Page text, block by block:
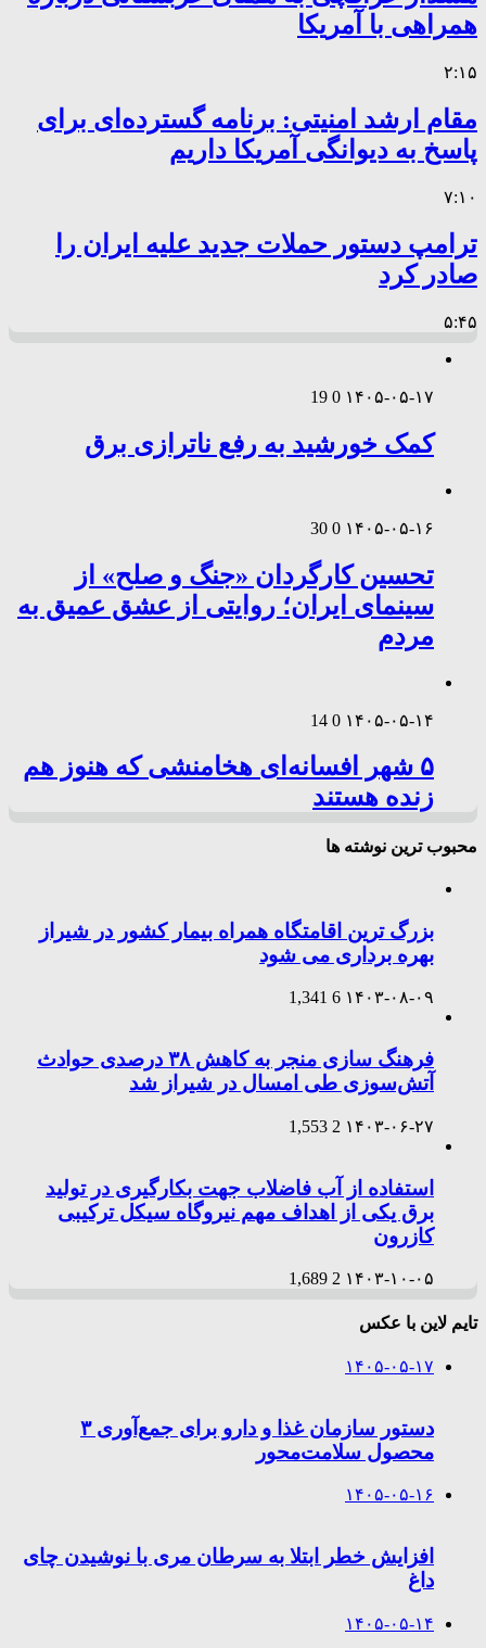
همراهی با آمریکا
۲:۱۵
مقام ارشد امنیتی: برنامه گسترده‌ای برای
پاسخ به دیوانگی آمریکا داریم
۷:۱۰
ترامپ دستور حملات جدید علیه ایران را
صادر کرد
۵:۴۵
۱۴۰۵-۰۵-۱۷ 0
19
کمک خورشید به رفع ناترازی برق
۱۴۰۵-۰۵-۱۶ 0
30
تحسین کارگردان «جنگ و صلح» از
سینمای ایران؛ روایتی از عشق عمیق به
مردم
۱۴۰۵-۰۵-۱۴ 0
14
۵ شهر افسانه‌ای هخامنشی که هنوز هم
زنده هستند
محبوب ترین نوشته ها
بزرگ ترین اقامتگاه همراه بیمار کشور در شیراز
بهره برداری می شود
۱۴۰۳-۰۸-۰۹ 6
1,341
فرهنگ سازی منجر به کاهش ۳۸ درصدی حوادث
آتش‌سوزی طی امسال در شیراز شد
۱۴۰۳-۰۶-۲۷ 2
1,553
استفاده از آب فاضلاب جهت بکارگیری در تولید
برق یکی از اهداف مهم نیروگاه سیکل ترکیبی
کازرون
۱۴۰۳-۱۰-۰۵ 2
1,689
تایم لاین با عکس
۱۴۰۵-۰۵-۱۷
دستور سازمان غذا و دارو برای جمع‌آوری ۳
محصول سلامت‌محور
۱۴۰۵-۰۵-۱۶
افزایش خطر ابتلا به سرطان مری با نوشیدن چای
داغ
۱۴۰۵-۰۵-۱۴